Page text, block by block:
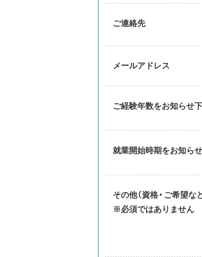
ご連絡先
メールアドレス
ご経験年数をお知らせ
就業開始時期をお知ら
その他（資格・ご希望な
※必須ではありません